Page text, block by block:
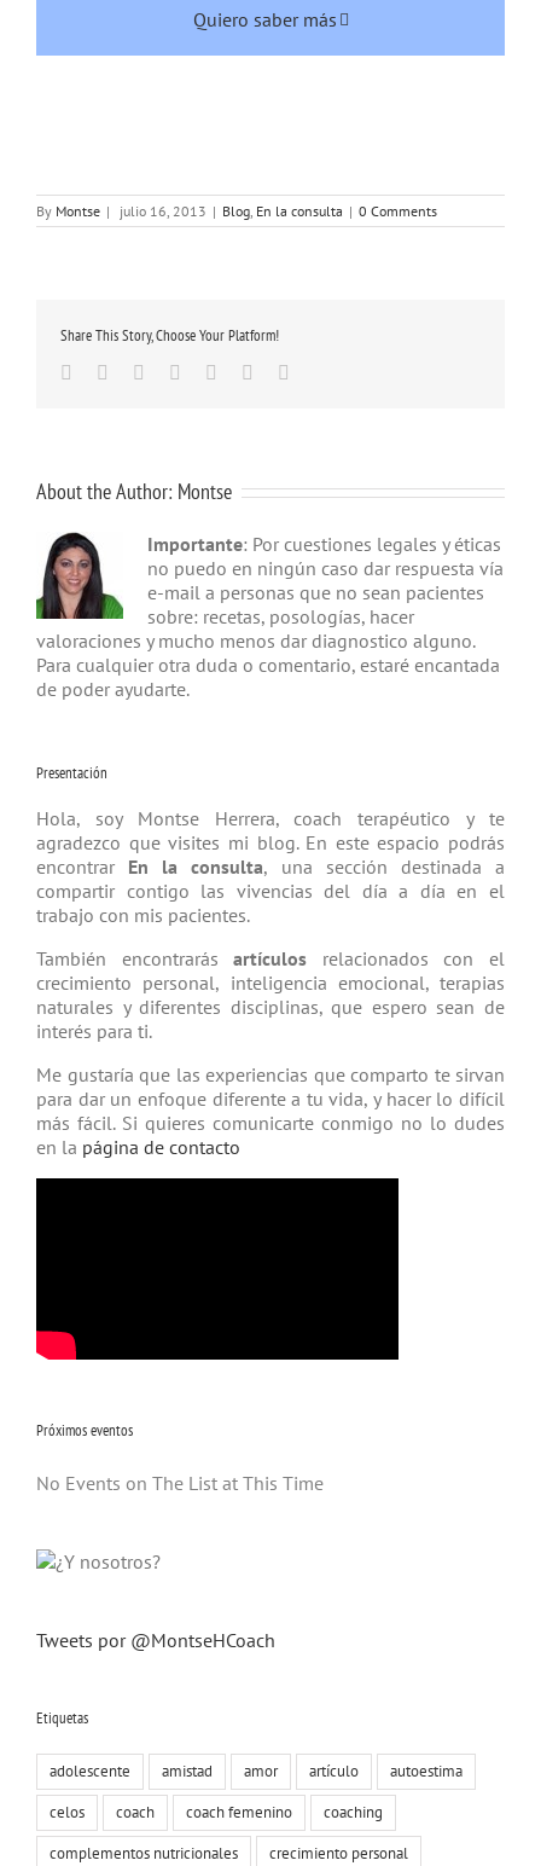
Quiero saber más
By Montse | julio 16, 2013 | Blog, En la consulta | 0 Comments
Share This Story, Choose Your Platform!
Facebook
TwitterLinkedinGoogle+
TumblrPinterest
About the Author: Montse
Importante: Por cuestiones legales y éticas
no puedo en ningún caso dar respuesta vía
e-mail a personas que no sean pacientes
sobre: recetas, posologías, hacer
valoraciones y mucho menos dar diagnostico alguno.
Para cualquier otra duda o comentario, estaré encantada
de poder ayudarte.
Presentación
Hola, soy Montse Herrera, coach tera­péutico y te
agradezco que visites mi blog. En este espacio podrás
encontrar En la consulta, una sección destinada a
compartir contigo las vivencias del día a día en el
trabajo con mis pacientes.
También encontrarásartículos relacio­nados con el
crecimiento personal, inteligencia emocional, terapias
natu­rales y diferentes disciplinas, que espero sean de
interés para ti.
Me gustaría que las experiencias que comparto te sirvan
para dar un enfoque diferente a tu vida, y hacer lo difícil
más fácil. Si quieres comunicarte conmigo no lo dudes
en la página de contacto
Próximos eventos
No Events on The List at This Time
Tweets por @MontseHCoach
Etiquetas
adolescente amistad amor artículo
autoestima
celos
coach coach femenino
coaching
complementos nutricionales
crecimiento personal